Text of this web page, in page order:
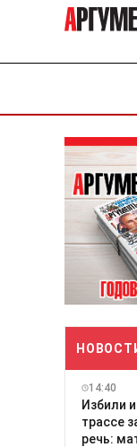
14:40
Избили
трассе
речь: